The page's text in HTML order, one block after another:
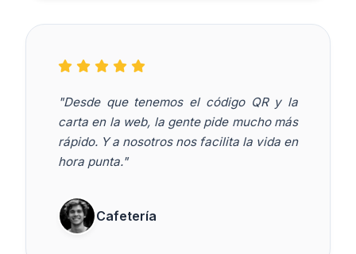
"Desde que tenemos el código QR y la
carta en la web, la gente pide mucho más
rápido. Y a nosotros nos facilita la vida en
hora punta."
Cafetería